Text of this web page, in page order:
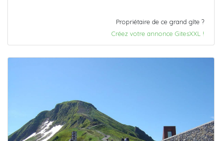
Propriétaire de ce grand gîte ?
Créez votre annonce GitesXXL !